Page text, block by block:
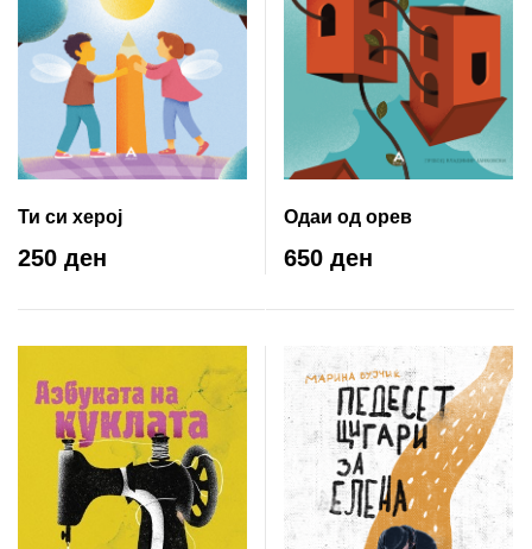
Ти си херој
250 ден
Одаи од орев
650 ден